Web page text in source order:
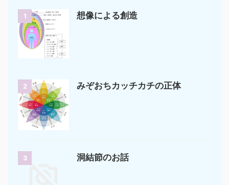
1 想像による創造
2 みぞおちカッチカチの正体
3 洞結節のお話